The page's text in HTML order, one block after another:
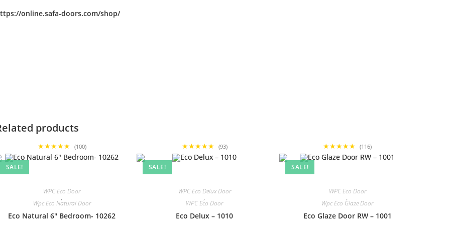
online.safa-doors.com/shop/
products
★★★★★ (100)
SALE!
WPC Eco Door
,
Wpc Eco Natural Door
Eco Natural 6″ Bedroom- 10262
★★★★★ (93)
SALE!
WPC Eco Delux Door
,
WPC Eco Door
Eco Delux – 1010
★★★★★ (116)
SALE!
WPC Eco Door
,
Wpc Eco Glaze Door
Eco Glaze Door RW – 1001